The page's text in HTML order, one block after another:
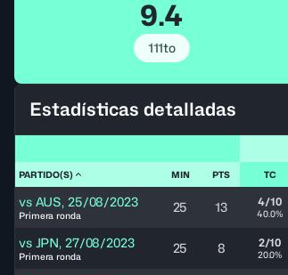
9.4
111to
Estadísticas detalladas
PARTIDO(S) MIN PTS TC
vs AUS, 25/08/2023
Primera ronda
25 13 4/10
40.0%
vs JPN, 27/08/2023
Primera ronda
25 8 2/10
20.0%